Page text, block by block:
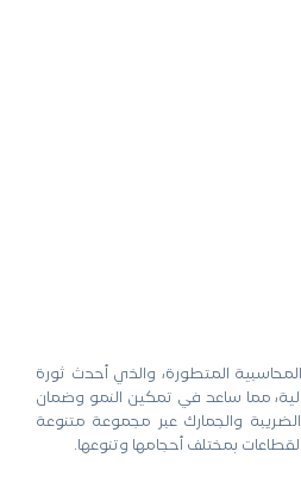
المتطورة، والذي أحدث ثورة
مما ساعد في تمكين النمو وضمان
والجمارك عبر مجموعة متنوعة
بمختلف أحجامها وتنوعها.